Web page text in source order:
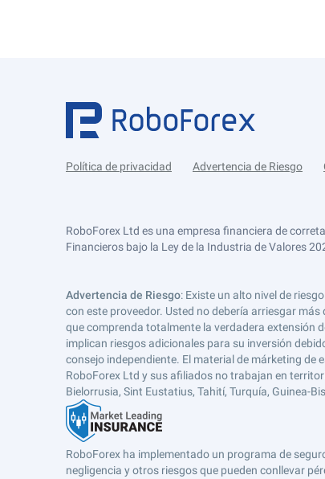
Política de privacidad Advertencia de Riesgo
RoboForex Ltd es una empresa financiera de
Financieros bajo la Ley de la Industria de Valores
Advertencia de Riesgo: Existe un alto nivel de
con este proveedor. Usted no debería arriesgar
que comprenda totalmente la verdadera extensión
implican riesgos adicionales para su inversión
consejo independiente. El material de márketing de
RoboForex Ltd y sus afiliados no trabajan en
Bielorrusia, Sint Eustatius, Tahití, Turquía, Guinea-
RoboForex ha implementado un programa de
negligencia y otros riesgos que pueden conllevar